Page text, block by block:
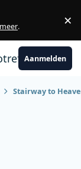
. ×
Aanmelden
Stairway to